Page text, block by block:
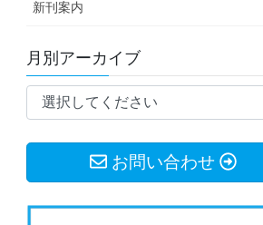
新刊案内
月別アーカイブ
お問い合わせ